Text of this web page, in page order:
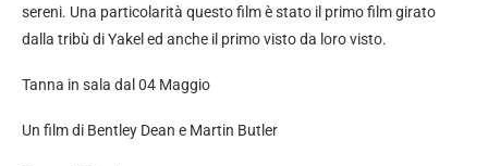
sereni. Una particolarità questo film è stato il primo film girato
dalla tribù di Yakel ed anche il primo visto da loro visto.
Tanna in sala dal 04 Maggio
Un film di Bentley Dean e Martin Butler